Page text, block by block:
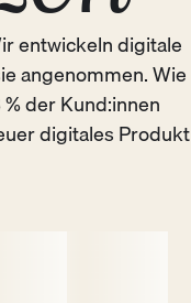
entwickeln digitale
angenommen. Wie
der Kund:innen
digitales Produkt